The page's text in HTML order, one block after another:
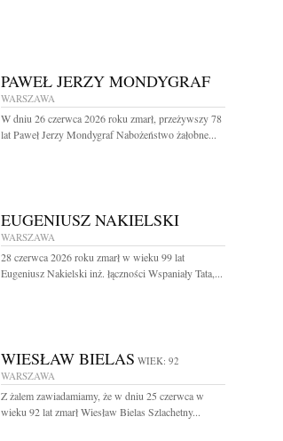
PAWEŁ JERZY MONDYGRAF
WARSZAWA
W dniu 26 czerwca 2026 roku zmarł, przeżywszy 78
lat Paweł Jerzy Mondygraf Nabożeństwo żałobne...
EUGENIUSZ NAKIELSKI
WARSZAWA
28 czerwca 2026 roku zmarł w wieku 99 lat
Eugeniusz Nakielski inż. łączności Wspaniały Tata,...
WIESŁAW BIELAS WIEK: 92
WARSZAWA
Z żalem zawiadamiamy, że w dniu 25 czerwca w
wieku 92 lat zmarł Wiesław Bielas Szlachetny...